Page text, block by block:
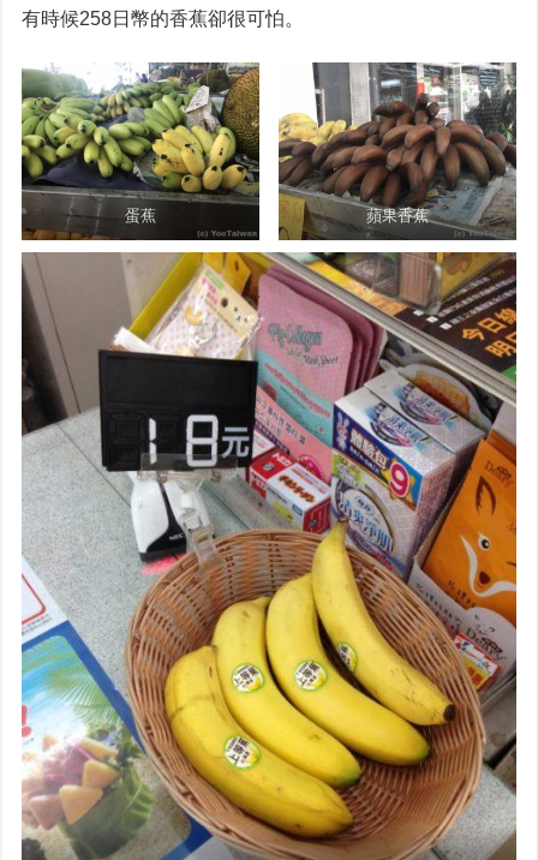
有時候258日幣的香蕉卻很可怕。
蛋蕉 蘋果香蕉